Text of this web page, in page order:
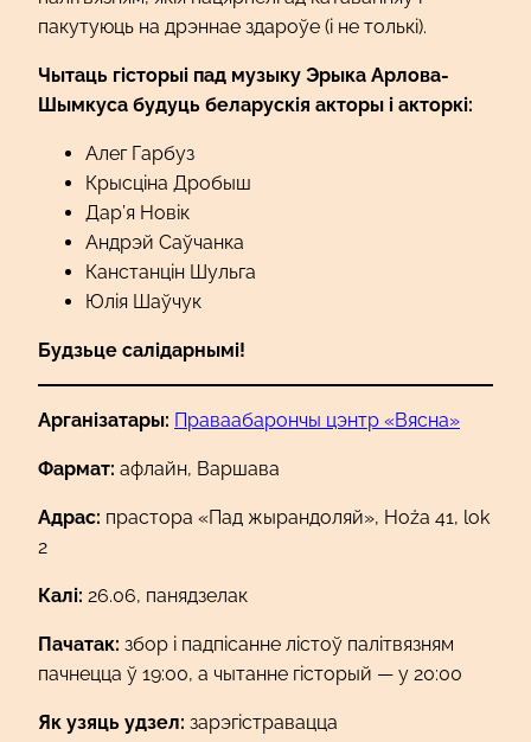
пакутуюць на дрэннае здароўе (і не толькі).
Чытаць гісторыі пад музыку Эрыка Арлова-
Шымкуса будуць беларускія акторы і акторкі:
Алег Гарбуз
Крысціна Дробыш
Дар’я Новік
Андрэй Саўчанка
Канстанцін Шульга
Юлія Шаўчук
Будзьце салідарнымі!
Арганізатары: Праваабарончы цэнтр «Вясна»
Фармат: афлайн, Варшава
Адрас: прастора «Пад жырандоляй», Hoża 41, lok
2
Калі: 26.06, панядзелак
Пачатак: збор і падпісанне лістоў палітвязням
пачнецца ў 19:00, а чытанне гісторый — у 20:00
Як узяць удзел: зарэгістравацца